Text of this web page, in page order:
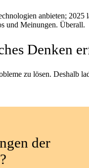
anbieten; 2025
und Meinungen. Überall.
Denken
zu lösen. Deshalb
der